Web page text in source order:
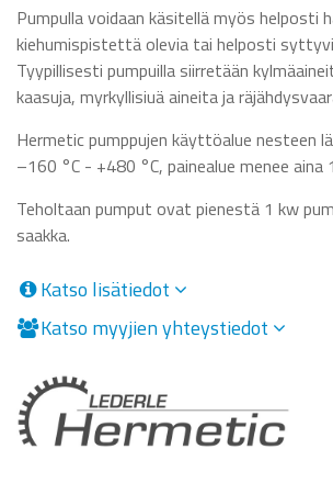
Pumpulla voidaan käsitellä myös helposti
kiehumispistettä olevia tai helposti
Tyypillisesti pumpuilla siirretään
kaasuja, myrkyllisiuä aineita ja
Hermetic pumppujen käyttöalue nesteen
–160 °C - +480 °C, painealue menee aina
Teholtaan pumput ovat pienestä 1 kw
saakka.
Katso lisätiedot
Katso myyjien yhteystiedot